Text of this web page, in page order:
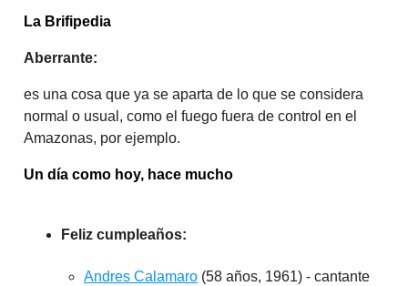
La Brifipedia
Aberrante:
es una cosa que ya se aparta de lo que se considera
normal o usual, como el fuego fuera de control en el
Amazonas, por ejemplo.
Un día como hoy, hace mucho
Feliz cumpleaños:
Andres Calamaro (58 años, 1961) - cantante